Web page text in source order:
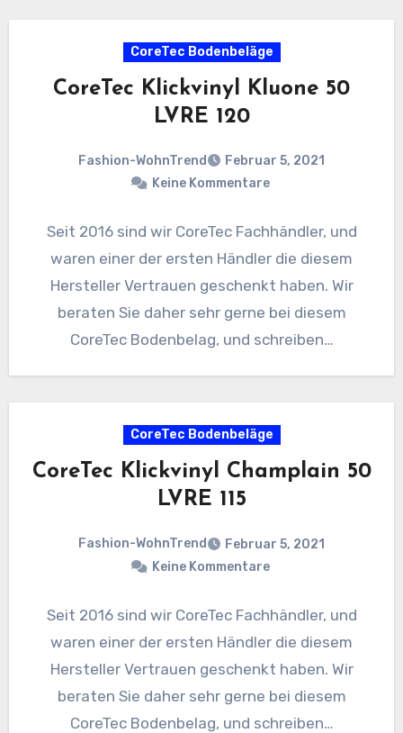
CoreTec Bodenbeläge
CoreTec Klickvinyl Kluone 50
LVRE 120
Fashion-WohnTrend
Februar 5, 2021
Keine Kommentare
Seit 2016 sind wir CoreTec Fachhändler, und
waren einer der ersten Händler die diesem
Hersteller Vertrauen geschenkt haben. Wir
beraten Sie daher sehr gerne bei diesem
CoreTec Bodenbelag, und schreiben…
CoreTec Bodenbeläge
CoreTec Klickvinyl Champlain 50
LVRE 115
Fashion-WohnTrend
Februar 5, 2021
Keine Kommentare
Seit 2016 sind wir CoreTec Fachhändler, und
waren einer der ersten Händler die diesem
Hersteller Vertrauen geschenkt haben. Wir
beraten Sie daher sehr gerne bei diesem
CoreTec Bodenbelag, und schreiben…